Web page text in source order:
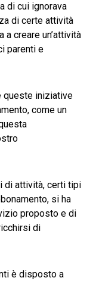
di cui ignorava
di certe attività
creare un’attività
parenti e
queste iniziative
come un
di attività, certi tipi
si ha
proposto e di
di
è disposto a